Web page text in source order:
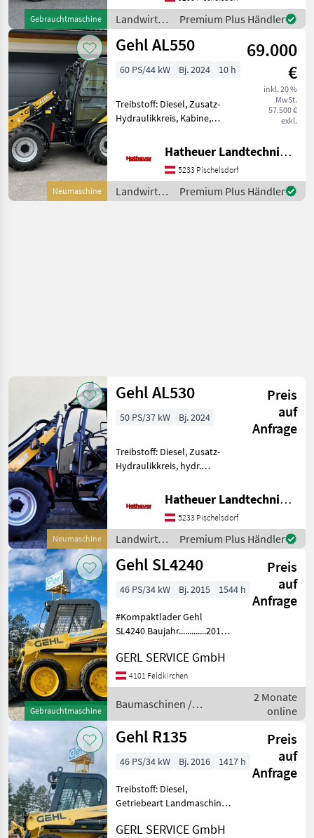
Gebrauchtmaschine
2.227h Weidemann A
Landwirtsch.
Motorfahrzeuge
/ Gehl
Premium Plus Händler
Neumaschine
Gehl AL550
69.000
€
inkl. 20 %
MwSt.
57.500 €
exkl.
60 PS/44 kW Bj. 2024 10 h
Treibstoff: Diesel, Zusatz-
Hydraulikkreis, Kabine,
hydr. Geräteverriegelung
GEHL AL550 mit Kabine Der
AL550 ist der kleinste Lader
unserer Produk
Hatheuer Landtechnik GmbH & Co.KG.
5233 Pischelsdorf
Landwirtsch.
Motorfahrzeuge
Premium Plus Händler
Neumaschine
Gehl AL530
Preis
auf
Anfrage
50 PS/37 kW Bj. 2024
Treibstoff: Diesel, Zusatz-
Hydraulikkreis, hydr.
Fahrerschutzdach Der
AL530 ist der größte
unserer Lader mit dem P-
Kinematik-Lade
Hatheuer Landtechnik GmbH & Co.KG.
5233 Pischelsdorf
Landwirtsch.
Motorfahrzeuge
/ Gehl
Premium Plus Händler
Gebrauchtmaschine
Gehl SL4240
Preis
auf
Anfrage
46 PS/34 kW Bj. 2015 1544 h
#Kompaktlader Gehl
SL4240 Baujahr.............2015
Stundenzähler.......1543
Motor...............34 kW, 4 Zyl.
Yanmar Gewic
GERL SERVICE GmbH
4101 Feldkirchen
Baumaschinen /
Gehl
2 Monate
online
Gehl R135
Preis
auf
Anfrage
46 PS/34 kW Bj. 2016 1417 h
Treibstoff: Diesel,
Getriebeart Landmaschine:
#Kompaktlader Gehl R135
GERL SERVICE GmbH